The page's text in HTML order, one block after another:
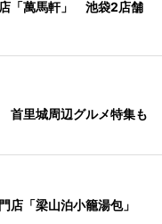
「萬馬軒」 池袋2店舗
首里城周辺グルメ特集も
店「梁山泊小籠湯包」